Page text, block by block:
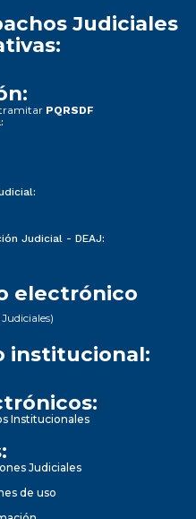
Judiciales
PQRSDF
Judicial - DEAJ:
electrónico
institucional:
Institucionales
Judiciales
de uso